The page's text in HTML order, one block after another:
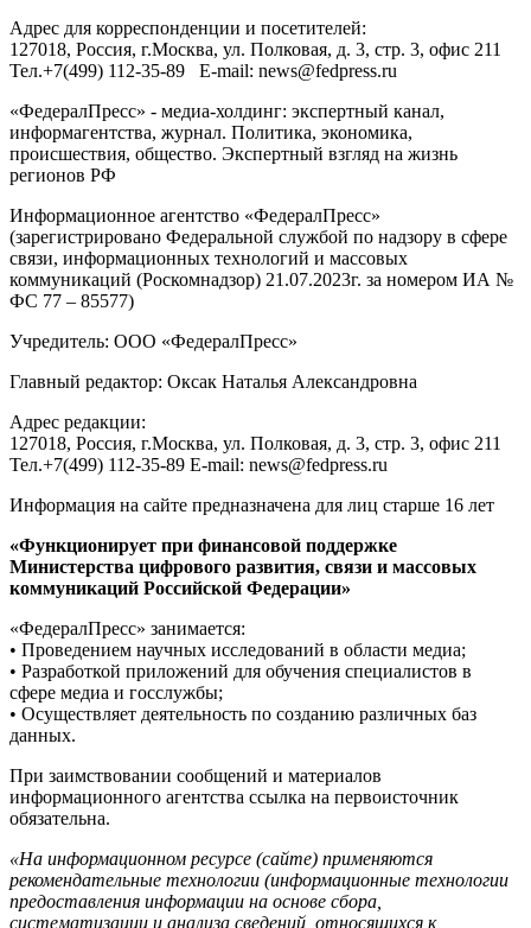
Адрес для корреспонденции и посетителей:
127018, Россия, г.Москва, ул. Полковая, д. 3, стр. 3, офис 211
Тел.+7(499) 112-35-89 E-mail: news@fedpress.ru
«ФедералПресс» - медиа-холдинг: экспертный канал,
информагентства, журнал. Политика, экономика,
происшествия, общество. Экспертный взгляд на жизнь
регионов РФ
Информационное агентство «ФедералПресс»
(зарегистрировано Федеральной службой по надзору в сфере
связи, информационных технологий и массовых
коммуникаций (Роскомнадзор) 21.07.2023г. за номером ИА №
ФС 77 – 85577)
Учредитель: ООО «ФедералПресс»
Главный редактор: Оксак Наталья Александровна
Адрес редакции:
127018, Россия, г.Москва, ул. Полковая, д. 3, стр. 3, офис 211
Тел.+7(499) 112-35-89 E-mail: news@fedpress.ru
Информация на сайте предназначена для лиц старше 16 лет
«Функционирует при финансовой поддержке
Министерства цифрового развития, связи и массовых
коммуникаций Российской Федерации»
«ФедералПресс» занимается:
• Проведением научных исследований в области медиа;
• Разработкой приложений для обучения специалистов в
сфере медиа и госслужбы;
• Осуществляет деятельность по созданию различных баз
данных.
При заимствовании сообщений и материалов
информационного агентства ссылка на первоисточник
обязательна.
«На информационном ресурсе (сайте) применяются
рекомендательные технологии (информационные технологии
предоставления информации на основе сбора,
систематизации и анализа сведений, относящихся к